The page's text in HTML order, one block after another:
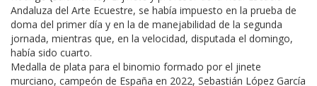
Andaluza del Arte Ecuestre, se había impuesto en la prueba de
doma del primer día y en la de manejabilidad de la segunda
jornada, mientras que, en la velocidad, disputada el domingo,
había sido cuarto.
Medalla de plata para el binomio formado por el jinete
murciano, campeón de España en 2022, Sebastián López García